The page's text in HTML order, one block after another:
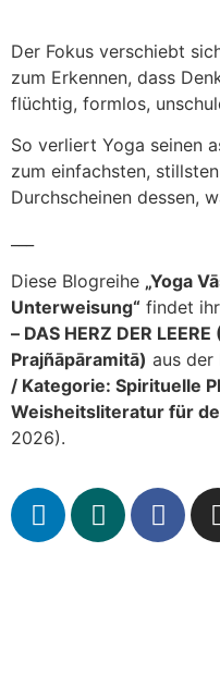
Der Fokus verschiebt
zum Erkennen, dass
flüchtig, formlos,
So verliert Yoga seinen
zum einfachsten,
Durchscheinen dessen,
Diese Blogreihe „Yoga
Unterweisung“ findet
– DAS HERZ DER
Prajñāpāramitā) aus der
/ Kategorie: Spirituelle
Weisheitsliteratur für
2026).